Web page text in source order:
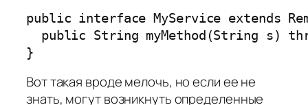
public interface MyService extends
public String myMethod(String s)
Вот такая вроде мелочь, но если ее не
знать, могут возникнуть определенные